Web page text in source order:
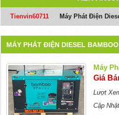
Tienvin60711 Máy Phát Điện
MÁY PHÁT ĐIỆN DIESEL
Máy
Giá
Lượt
Cập